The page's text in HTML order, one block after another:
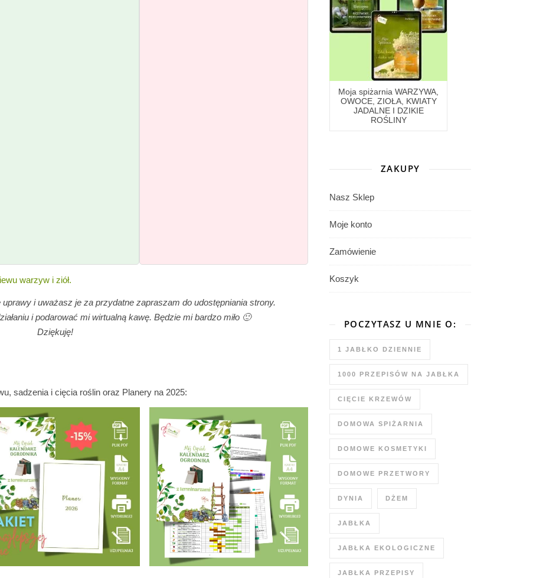
warzyw i ziół.
i uważasz je za przydatne zapraszam do udostępniania strony.
i podarować mi wirtualną kawę. Będzie mi bardzo miło 🙂
Dziękuję!
sadzenia i cięcia roślin oraz Planery na 2025:
PROMOCJI
Moja spiżarnia WARZYWA,
OWOCE, ZIOŁA, KWIATY
JADALNE I DZIKIE
ROŚLINY
ZAKUPY
Nasz Sklep
Moje konto
Zamówienie
Koszyk
POCZYTASZ U MNIE O:
1 JABŁKO DZIENNIE
1000 PRZEPISÓW NA JABŁKA
CIĘCIE KRZEWÓW
DOMOWA SPIŻARNIA
DOMOWE KOSMETYKI
DOMOWE PRZETWORY
DYNIA DŻEM
JABŁKA
JABŁKA EKOLOGICZNE
JABŁKA PRZEPISY